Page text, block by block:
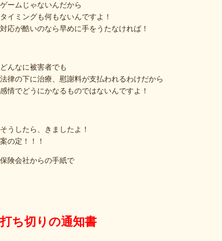
ゲームじゃないんだから
タイミングも何もないんですよ！
対応が酷いのなら早めに手をうたなければ！
どんなに被害者でも
法律の下に治療、慰謝料が支払われるわけだから
感情でどうにかなるものではないんですよ！
そうしたら、きましたよ！
案の定！！！
保険会社からの手紙で
打ち切りの通知書